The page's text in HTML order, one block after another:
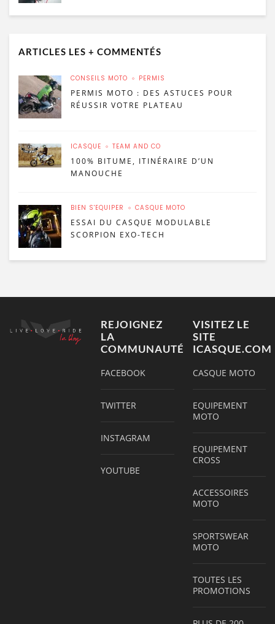
ARTICLES LES + COMMENTÉS
CONSEILS MOTO PERMIS
PERMIS MOTO : DES ASTUCES POUR
RÉUSSIR VOTRE PLATEAU
ICASQUE TEAM AND CO
100% BITUME, ITINÉRAIRE D’UN
MANOUCHE
BIEN S'ÉQUIPER CASQUE MOTO
ESSAI DU CASQUE MODULABLE
SCORPION EXO-TECH
REJOIGNEZ
LA
COMMUNAUTÉ
FACEBOOK
TWITTER
INSTAGRAM
YOUTUBE
VISITEZ LE
SITE
ICASQUE.COM
CASQUE MOTO
EQUIPEMENT
MOTO
EQUIPEMENT
CROSS
ACCESSOIRES
MOTO
SPORTSWEAR
MOTO
TOUTES LES
PROMOTIONS